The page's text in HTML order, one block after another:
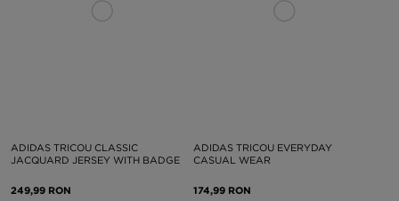
ADIDAS TRICOU CLASSIC
JACQUARD JERSEY WITH BADGE
249,99 RON
ADIDAS TRICOU EVERYDAY
CASUAL WEAR
174,99 RON